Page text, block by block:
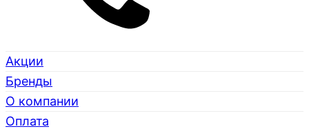
Акции
Бренды
О компании
Оплата